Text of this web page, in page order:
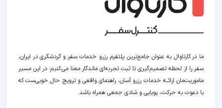
ما در کارناوال به عنوان جامع‌ترین پلتفرم رزرو خدمات سفر و گردشگری در ایران،
سفر را از لحظه‌ تصمیم‌گیری تا ثبت تجربه‌ای ماندگار معنا می‌کنیم؛ در این مسیر‍
ماموریت‌مان اراﺋــﻪ خدمات رزرو آسان، راهنمای واقعی و ترویج حال خوبی‌ست که
با دعوت به حرکت، پویایی و شادی جمعی همراه باشد.